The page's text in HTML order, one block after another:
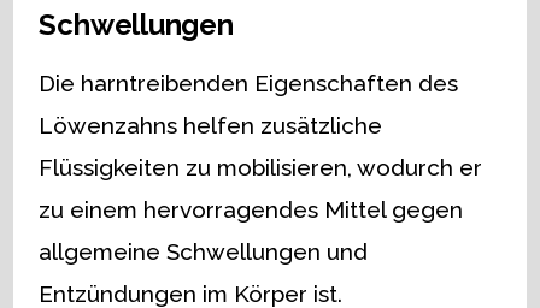
Schwellungen
Die harntreibenden Eigenschaften des
Löwenzahns helfen zusätzliche
Flüssigkeiten zu mobilisieren, wodurch er
zu einem hervorragendes Mittel gegen
allgemeine Schwellungen und
Entzündungen im Körper ist.